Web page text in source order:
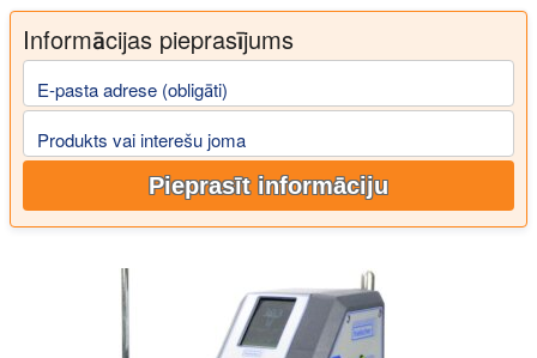
Informācijas pieprasījums
E-pasta adrese (obligāti)
Produkts vai interešu joma
Pieprasīt informāciju